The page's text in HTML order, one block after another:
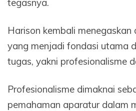
Harison kembali menegaskan
yang menjadi fondasi utama
tugas, yakni profesionalisme
Profesionalisme dimaknai
pemahaman aparatur dalam